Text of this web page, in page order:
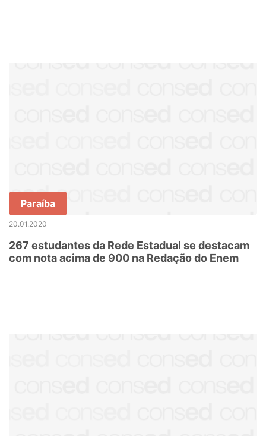
Paraíba
20.01.2020
267 estudantes da Rede Estadual se destacam
com nota acima de 900 na Redação do Enem